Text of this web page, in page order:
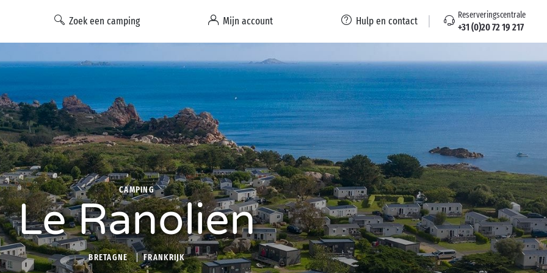
Zoek een camping Mijn account Hulp en contact Reserveringscentrale
+31 (0)20 72 19 217
CAMPING
Le Ranolien
BRETAGNE FRANKRIJK